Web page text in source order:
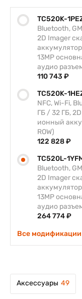
TC520K-
Bluetooth,
2D Imager
13MP
аудио
110 743 ₽
TC520K-
NFC, Wi-Fi,
ГБ / 32 ГБ,
ионный
ROW)
122 828 ₽
TC520L-
Bluetooth,
2D Imager
13MP
аудио
264 774 ₽
Все модификации
Аксессуары 49